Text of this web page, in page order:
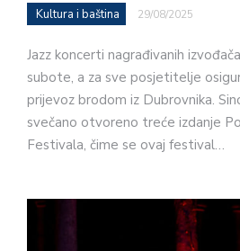
Kultura i baština 29/08/2025
Jazz koncerti nagrađivanih
subote, a za sve posjetitelje
prijevoz brodom iz Dubrovnika.
svečano otvoreno treće izdanje
Festivala, čime se ovaj festival…